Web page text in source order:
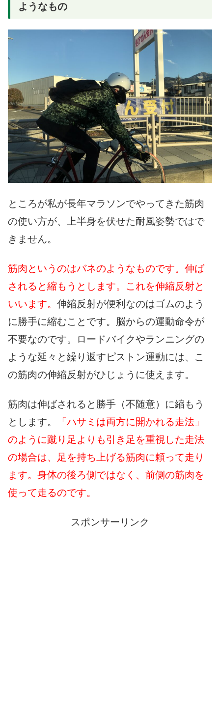
ようなもの
ところが私が長年マラソンでやってきた筋肉
の使い方が、上半身を伏せた耐風姿勢ではで
きません。
筋肉というのはバネのようなものです。伸ば
されると縮もうとします。これを伸縮反射と
いいます。 伸縮反射が便利なのはゴムのよう
に勝手に縮むことです。脳からの運動命令が
不要なのです。ロードバイクやランニングの
ような延々と繰り返すピストン運動には、こ
の筋肉の伸縮反射がひじょうに使えます。
筋肉は伸ばされると勝手（不随意）に縮もう
とします。
「ハサミは両方に開かれる走法」
のように蹴り足よりも引き足を重視した走法
の場合は、足を持ち上げる筋肉に頼って走り
ます。身体の後ろ側ではなく、前側の筋肉を
使って走るのです。
スポンサーリンク